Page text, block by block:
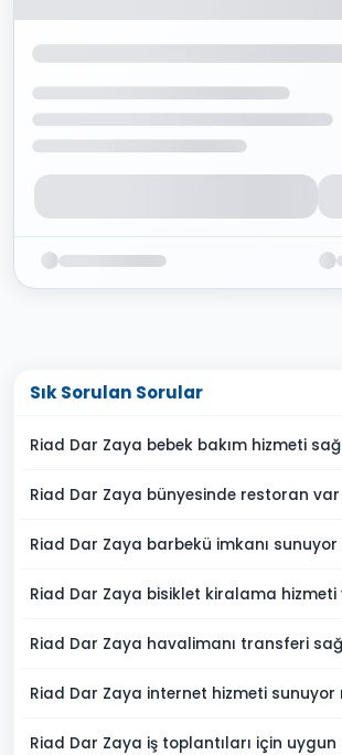
Sık Sorulan Sorular
Riad Dar Zaya bebek bakım hizmeti
Riad Dar Zaya bünyesinde restoran var
Riad Dar Zaya barbekü imkanı sunuyor
Riad Dar Zaya bisiklet kiralama hizmeti
Riad Dar Zaya havalimanı transferi
Riad Dar Zaya internet hizmeti sunuyor
Riad Dar Zaya iş toplantıları için uygun